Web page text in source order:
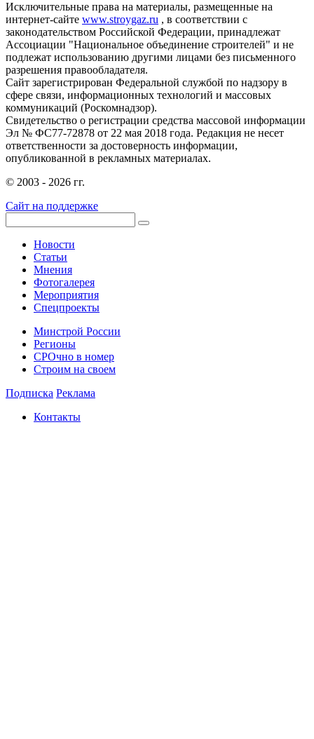
Исключительные права на материалы, размещенные на
интернет-сайте www.stroygaz.ru , в соответствии с
законодательством Российской Федерации, принадлежат
Ассоциации "Национальное объединение строителей" и не
подлежат использованию другими лицами без письменного
разрешения правообладателя.
Сайт зарегистрирован Федеральной службой по надзору в
сфере связи, информационных технологий и массовых
коммуникаций (Роскомнадзор).
Свидетельство о регистрации средства массовой информации
Эл № ФС77-72878 от 22 мая 2018 года. Редакция не несет
ответственности за достоверность информации,
опубликованной в рекламных материалах.
© 2003 - 2026 гг.
Сайт на поддержке
Новости
Статьи
Мнения
Фотогалерея
Мероприятия
Спецпроекты
Минстрой России
Регионы
СРОчно в номер
Строим на своем
Подписка Реклама
Контакты